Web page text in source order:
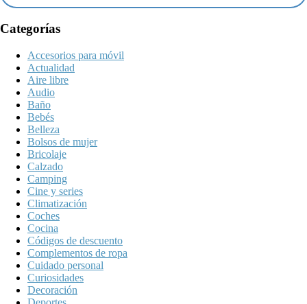
Categorías
Accesorios para móvil
Actualidad
Aire libre
Audio
Baño
Bebés
Belleza
Bolsos de mujer
Bricolaje
Calzado
Camping
Cine y series
Climatización
Coches
Cocina
Códigos de descuento
Complementos de ropa
Cuidado personal
Curiosidades
Decoración